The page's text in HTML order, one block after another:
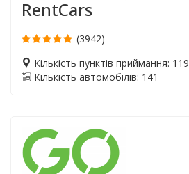
RentCars
(3942)
Кількість пунктів приймання: 119
Кількість автомобілів: 141